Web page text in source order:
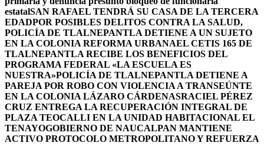
estatalSAN RAFAEL TENDRÁ SU CASA DE LA TERCERA
EDADPOR POSIBLES DELITOS CONTRA LA SALUD,
POLICÍA DE TLALNEPANTLA DETIENE A UN SUJETO
EN LA COLONIA REFORMA URBANAEL CETIS 165 DE
TLALNEPANTLA RECIBE LOS BENEFICIOS DEL
PROGRAMA FEDERAL «LA ESCUELA ES
NUESTRA»POLICÍA DE TLALNEPANTLA DETIENE A
PAREJA POR ROBO CON VIOLENCIA A TRANSEÚNTE
EN LA COLONIA LÁZARO CÁRDENASRACIEL PÉREZ
CRUZ ENTREGA LA RECUPERACIÓN INTEGRAL DE
PLAZA TEOCALLI EN LA UNIDAD HABITACIONAL EL
TENAYOGOBIERNO DE NAUCALPAN MANTIENE
ACTIVO PROTOCOLO METROPOLITANO Y REFUERZA